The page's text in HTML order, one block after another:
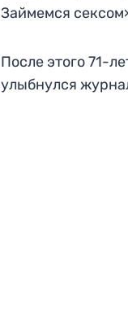
Займемся
После этого 71-
улыбнулся